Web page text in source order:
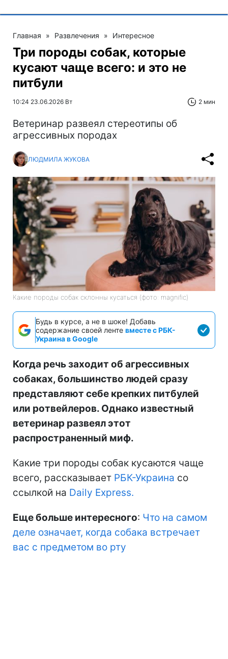
Главная » Развлечения » Интересное
Три породы собак, которые
кусают чаще всего: и это не
питбули
10:24 23.06.2026 Вт 2 мин
Ветеринар развеял стереотипы об
агрессивных породах
ЛЮДМИЛА ЖУКОВА
Какие породы собак склонны кусаться (фото: magnific)
Будь в курсе, а не в шоке! Добавь
содержание своей ленте вместе с РБК-
Украина в Google
Когда речь заходит об агрессивных
собаках, большинство людей сразу
представляют себе крепких питбулей
или ротвейлеров. Однако известный
ветеринар развеял этот
распространенный миф.
Какие три породы собак кусаются чаще
всего, рассказывает РБК-Украина со
ссылкой на Daily Express.
Еще больше интересного: Что на самом
деле означает, когда собака встречает
вас с предметом во рту